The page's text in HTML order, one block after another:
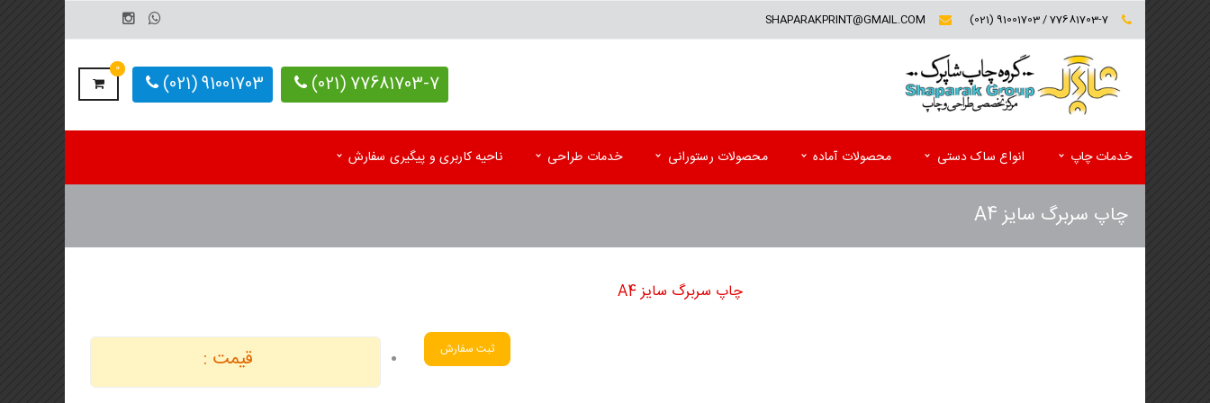
SHAPARAKPRINT@GMAIL.COM
77681703-7 (021)
91001703 (021)
0
خدمات چاپ
پاکت پستی فلایر
کاردکس و پرونده بیمار
تقویم دیواری 4 برگ
انواع ساک دستی محصولات آماده محصولات رستورانی خدمات طراحی ناحیه کاربری و پیگیری سفارش
چاپ سربرگ سایز A4
چاپ سربرگ سایز A4
قیمت : ثبت سفارش